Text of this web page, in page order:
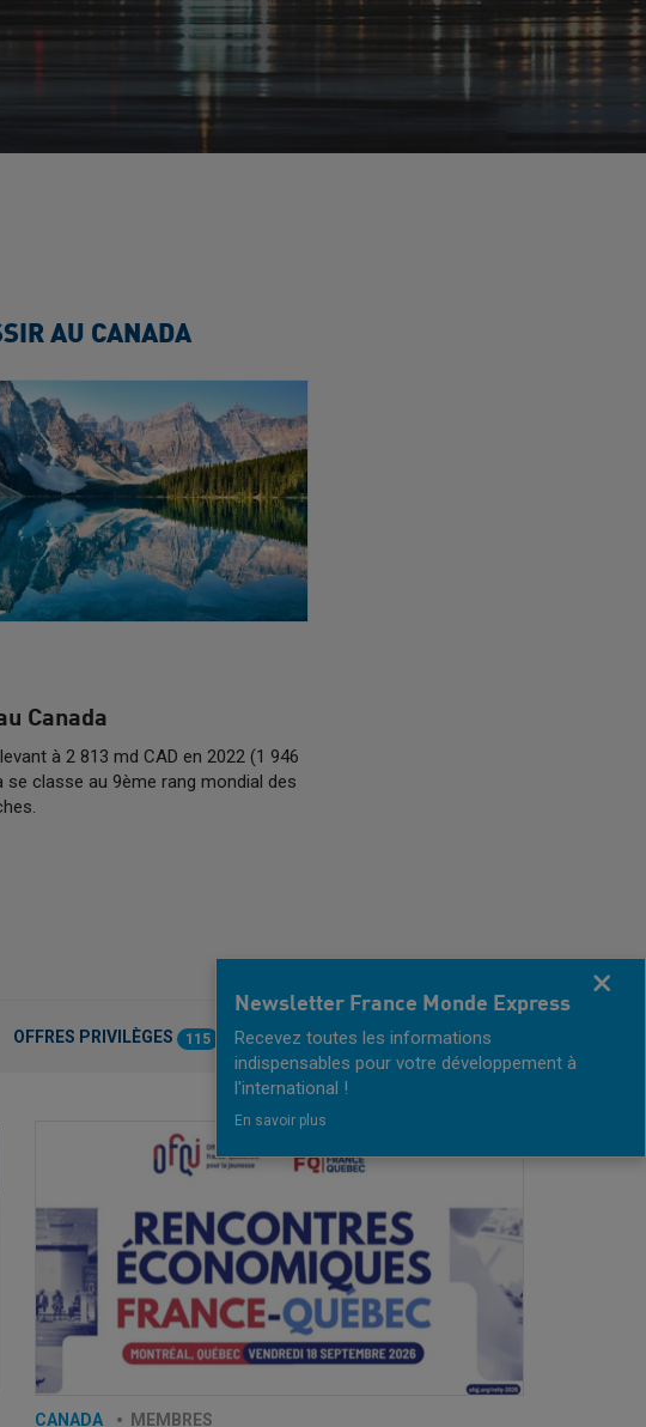
AU CANADA
Canada
à 2 813 md CAD en 2022 (1 946
se classe au 9ème rang mondial des
OFFRES PRIVILÈGES 115
CANADA MEMBRES
Newsletter France Monde Express
Recevez toutes les informations
indispensables pour votre développement à
l'international !
En savoir plus